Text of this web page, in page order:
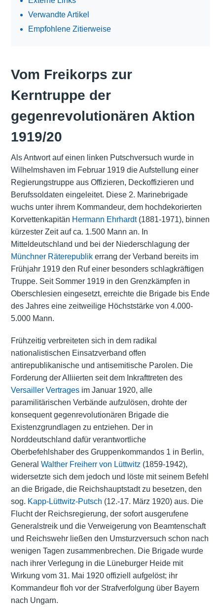
Verwandte Artikel
Empfohlene Zitierweise
Vom Freikorps zur
Kerntruppe der
gegenrevolutionären Aktion
1919/20
Als Antwort auf einen linken Putschversuch wurde in
Wilhelmshaven im Februar 1919 die Aufstellung einer
Regierungstruppe aus Offizieren, Deckoffizieren und
Berufssoldaten eingeleitet. Diese 2. Marinebrigade
wuchs unter ihrem Kommandeur, dem hochdekorierten
Korvettenkapitän Hermann Ehrhardt(1881-1971), binnen
kürzester Zeit auf ca. 1.500 Mann an. In
Mitteldeutschland und bei der Niederschlagung der
Münchner Räterepublikerrang der Verband bereits im
Frühjahr 1919 den Ruf einer besonders schlagkräftigen
Truppe. Seit Sommer 1919 in den Grenzkämpfen in
Oberschlesien eingesetzt, erreichte die Brigade bis Ende
des Jahres eine zeitweilige Höchststärke von 4.000-
5.000 Mann.
Frühzeitig verbreiteten sich in dem radikal
nationalistischen Einsatzverband offen
antirepublikanische und antisemitische Parolen. Die
Forderung der Alliierten seit dem Inkrafttreten des
Versailler Vertragesim Januar 1920, alle
paramilitärischen Verbände aufzulösen, drohte der
konsequent gegenrevolutionären Brigade die
Existenzgrundlagen zu entziehen. Der in
Norddeutschland dafür verantwortliche
Oberbefehlshaber des Gruppenkommandos 1 in Berlin,
General Walther Freiherr von Lüttwitz(1859-1942),
widersetzte sich dem jedoch und löste mit seinem Befehl
an die Brigade, die Reichshauptstadt zu besetzen, den
sog. Kapp-Lüttwitz-Putsch (12.-17. März 1920) aus. Die
Flucht der Reichsregierung, der sofort ausgerufene
Generalstreik und die Verweigerung von Beamtenschaft
und Reichswehr ließen den Umsturzversuch schon nach
wenigen Tagen zusammenbrechen. Die Brigade wurde
nach ihrer Verlegung in die Lüneburger Heide mit
Wirkung vom 31. Mai 1920 offiziell aufgelöst; ihr
Kommandeur floh vor der Strafverfolgung über Bayern
nach Ungarn.